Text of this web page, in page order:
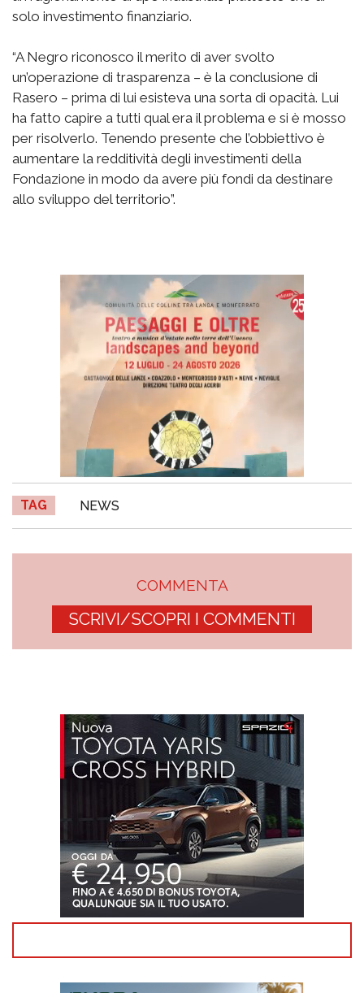
solo investimento finanziario.
“A Negro riconosco il merito di aver svolto
un’operazione di trasparenza – è la conclusione di
Rasero – prima di lui esisteva una sorta di opacità. Lui
ha fatto capire a tutti qual era il problema e si è mosso
per risolverlo. Tenendo presente che l’obbiettivo è
aumentare la redditività degli investimenti della
Fondazione in modo da avere più fondi da destinare
allo sviluppo del territorio”.
TAG NEWS
COMMENTA
SCRIVI/SCOPRI I COMMENTI